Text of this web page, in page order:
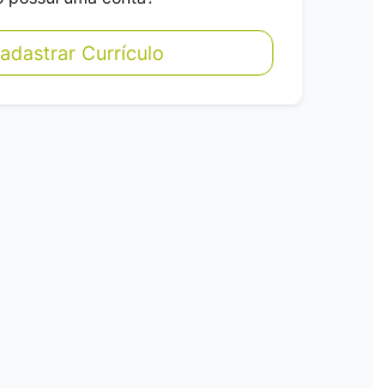
Currículo